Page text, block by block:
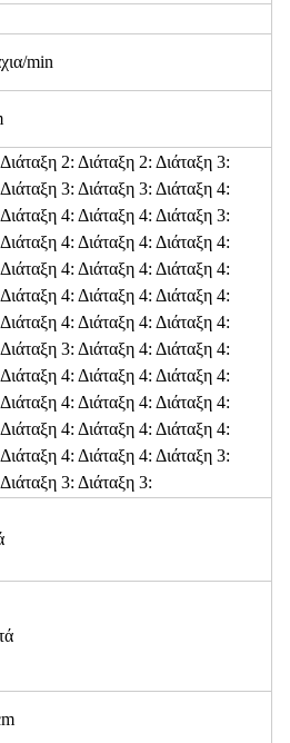
min
2: Διάταξη 2: Διάταξη 3:
3: Διάταξη 3: Διάταξη 4:
4: Διάταξη 4: Διάταξη 3:
4: Διάταξη 4: Διάταξη 4:
4: Διάταξη 4: Διάταξη 4:
4: Διάταξη 4: Διάταξη 4:
4: Διάταξη 4: Διάταξη 4:
3: Διάταξη 4: Διάταξη 4:
4: Διάταξη 4: Διάταξη 4:
4: Διάταξη 4: Διάταξη 4:
4: Διάταξη 4: Διάταξη 4:
4: Διάταξη 4: Διάταξη 3:
3: Διάταξη 3: